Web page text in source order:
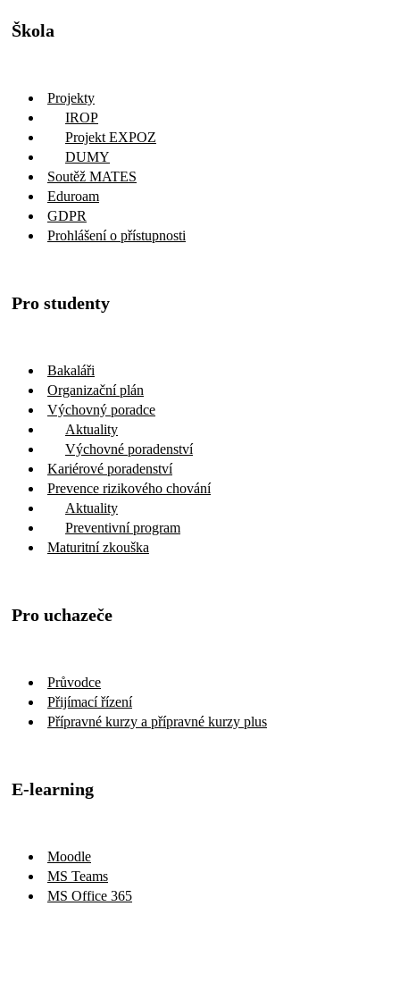
Škola
Projekty
IROP
Projekt EXPOZ
DUMY
Soutěž MATES
Eduroam
GDPR
Prohlášení o přístupnosti
Pro studenty
Bakaláři
Organizační plán
Výchovný poradce
Aktuality
Výchovné poradenství
Kariérové poradenství
Prevence rizikového chování
Aktuality
Preventivní program
Maturitní zkouška
Pro uchazeče
Průvodce
Přijímací řízení
Přípravné kurzy a přípravné kurzy plus
E-learning
Moodle
MS Teams
MS Office 365